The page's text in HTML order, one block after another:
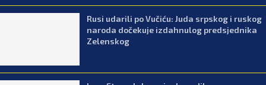
Rusi udarili po Vučiću: Juda srpskog i ruskog
naroda dočekuje izdahnulog predsjednika
Zelenskog